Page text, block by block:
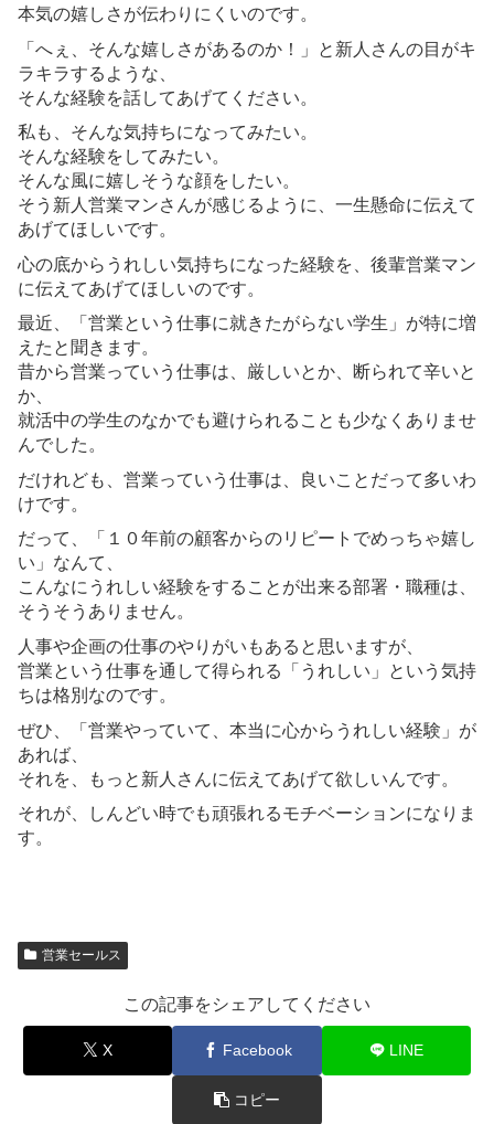
本気の嬉しさが伝わりにくいのです。
「へぇ、そんな嬉しさがあるのか！」と新人さんの目がキ
ラキラするような、
そんな経験を話してあげてください。
私も、そんな気持ちになってみたい。
そんな経験をしてみたい。
そんな風に嬉しそうな顔をしたい。
そう新人営業マンさんが感じるように、一生懸命に伝えて
あげてほしいです。
心の底からうれしい気持ちになった経験を、後輩営業マン
に伝えてあげてほしいのです。
最近、「営業という仕事に就きたがらない学生」が特に増
えたと聞きます。
昔から営業っていう仕事は、厳しいとか、断られて辛いと
か、
就活中の学生のなかでも避けられることも少なくありませ
んでした。
だけれども、営業っていう仕事は、良いことだって多いわ
けです。
だって、「１０年前の顧客からのリピートでめっちゃ嬉し
い」なんて、
こんなにうれしい経験をすることが出来る部署・職種は、
そうそうありません。
人事や企画の仕事のやりがいもあると思いますが、
営業という仕事を通して得られる「うれしい」という気持
ちは格別なのです。
ぜひ、「営業やっていて、本当に心からうれしい経験」が
あれば、
それを、もっと新人さんに伝えてあげて欲しいんです。
それが、しんどい時でも頑張れるモチベーションになりま
す。
営業セールス
この記事をシェアしてください
X Facebook LINE
コピー